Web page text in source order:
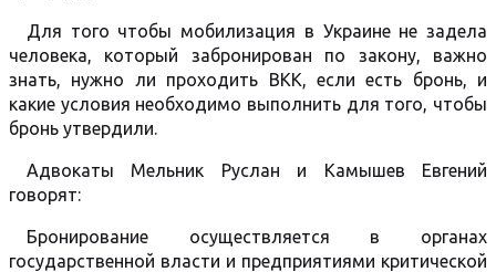
Для того чтобы мобилизация в Украине не задела
человека, который забронирован по закону, важно
знать, нужно ли проходить ВКК, если есть бронь, и
какие условия необходимо выполнить для того, чтобы
бронь утвердили.
Адвокаты Мельник Руслан и Камышев Евгений
говорят:
Бронирование осуществляется в органах
государственной власти и предприятиями критической